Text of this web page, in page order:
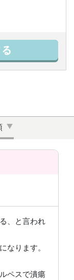
、と言われ
なります。
ペスで潰瘍